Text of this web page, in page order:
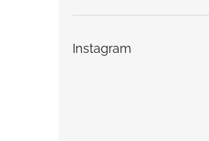
Instagram